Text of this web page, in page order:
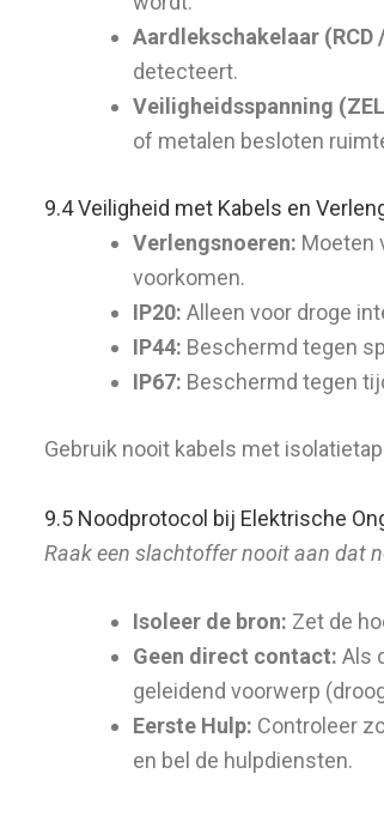
Aardlekschakelaar
detecteert.
Veiligheidsspanning
of metalen besloten
9.4 Veiligheid met Kabels en
Verlengsnoeren: Moeten
voorkomen.
IP20: Alleen voor droge
IP44: Beschermd tegen
IP67: Beschermd tegen
Gebruik nooit kabels met
9.5 Noodprotocol bij Elektrische
Raak een slachtoffer nooit aan dat
Isoleer de bron: Zet de
Geen direct contact: Als
geleidend voorwerp
Eerste Hulp: Controleer
en bel de hulpdiensten.